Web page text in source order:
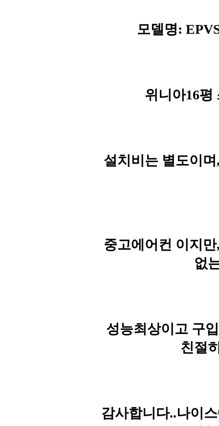
모델명:
위니아16평
설치비는 별도이
중고에어컨 이지
없
성능최상이고 구
친절
감사합니다..나이